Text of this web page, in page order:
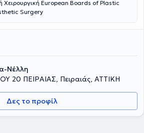
Χειρουργική European Boards of Plastic
Surgery
Νέλλη
20 ΠΕΙΡΑΙΑΣ, Πειραιάς, ΑΤΤΙΚΗ
Δες το προφίλ